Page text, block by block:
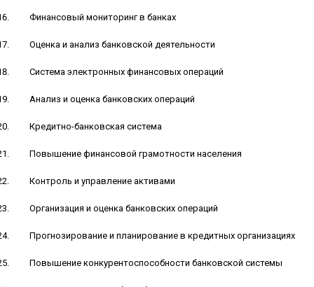
Финансовый мониторинг в банках
Оценка и анализ банковской деятельности
Система электронных финансовых операций
Анализ и оценка банковских операций
Кредитно-банковская система
Повышение финансовой грамотности населения
Контроль и управление активами
Организация и оценка банковских операций
Прогнозирование и планирование в кредитных организациях
Повышение конкурентоспособности банковской системы